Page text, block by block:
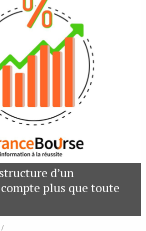
d’un
plus que toute